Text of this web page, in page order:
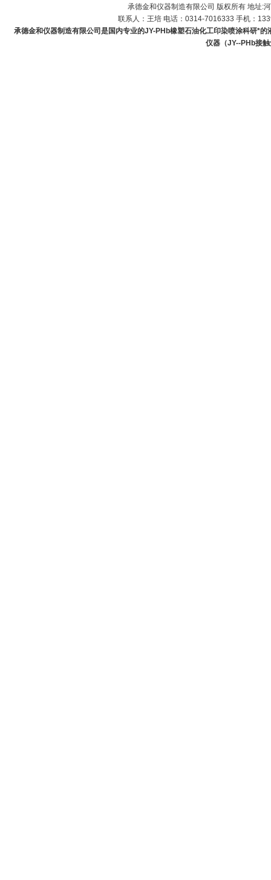
承德金和仪器制造有限公司 版权所有 地址:
联系人：王培 电话：0314-7016333 手机：
承德金和仪器制造有限公司是国内专业的JY-PHb橡塑石油化工印染喷涂科研*
仪器（JY--PHb接